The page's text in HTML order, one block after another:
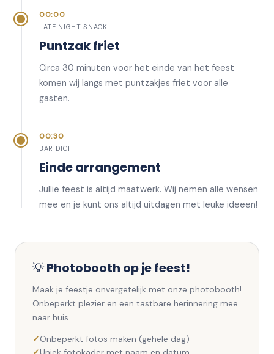
00:00
LATE NIGHT SNACK
Puntzak friet
Circa 30 minuten voor het einde van het feest
komen wij langs met puntzakjes friet voor alle
gasten.
00:30
BAR DICHT
Einde arrangement
Jullie feest is altijd maatwerk. Wij nemen alle wensen
mee en je kunt ons altijd uitdagen met leuke ideeen!
💡Photobooth op je feest!
Maak je feestje onvergetelijk met onze photobooth!
Onbeperkt plezier en een tastbare herinnering mee
naar huis.
Onbeperkt fotos maken (gehele dag)